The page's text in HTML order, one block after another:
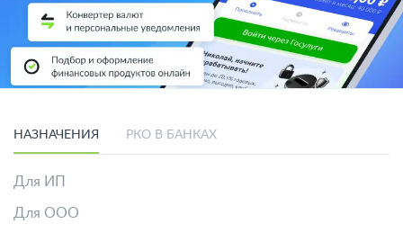
НАЗНАЧЕНИЯ РКО В БАНКАХ
Для ИП
Для ООО